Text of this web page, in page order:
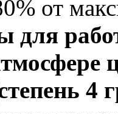
от
для